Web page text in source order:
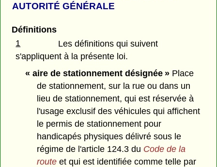
AUTORITÉ GÉNÉRALE
Définitions
1
Les définitions qui suivent
s'appliquent à la présente loi.
« aire de stationnement désignée »Place
de stationnement, sur la rue ou dans un
lieu de stationnement, qui est réservée à
l'usage exclusif des véhicules qui affichent
le permis de stationnement pour
handicapés physiques délivré sous le
régime de l'article 124.3 du Code de la
route et qui est identifiée comme telle par